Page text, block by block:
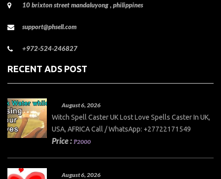
10 brixton street mandaluyong , philippines
support@phsell.com
+972-524-246827
RECENT ADS POST
August 6, 2026
Witch Spell Caster UK Lost Love Spells Caster In UK,
USA, AFRICA Call / WhatsApp: +27722171549
Price : ₱2000
August 6, 2026